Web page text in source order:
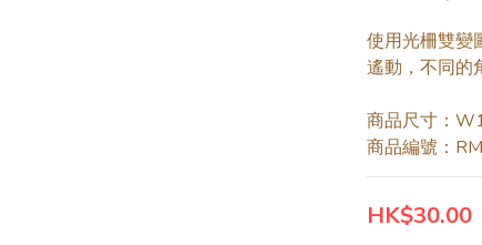
使用光柵雙變
遙動，不同的
商品尺寸：
商品編號：
HK$30.00